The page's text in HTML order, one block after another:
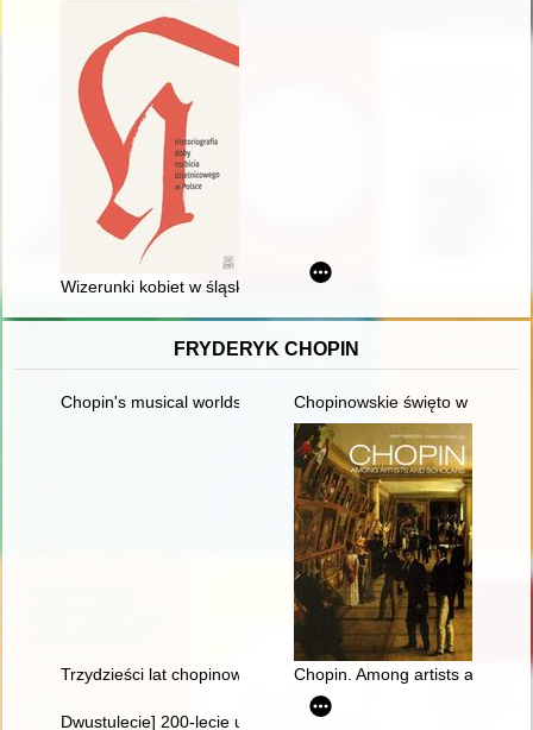
Wizerunki kobiet w śląskiej Kronice polskiej
FRYDERYK CHOPIN
Chopin's musical worlds the 1840'sChopinowskie święto w
Trzydzieści lat chopinowskich festiwali w Antoninie
Chopin. Among artists and
Dwustulecie] 200-lecie urodzin Fryderyka Chopina